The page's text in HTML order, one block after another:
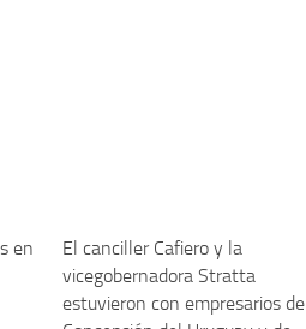
en
El canciller Cafiero y la
vicegobernadora Stratta
estuvieron con empresarios de